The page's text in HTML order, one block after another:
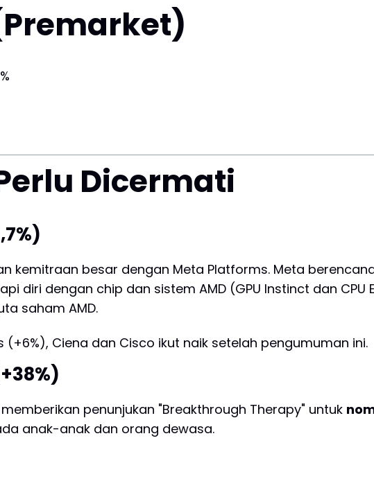
Dicermati
kemitraan besar dengan Meta Platforms. Meta
diri dengan chip dan sistem AMD (GPU Instinct dan CPU
saham AMD.
(+6%), Ciena dan Cisco ikut naik setelah pengumuman ini.
penunjukan "Breakthrough Therapy" untuk
anak-anak dan orang dewasa.